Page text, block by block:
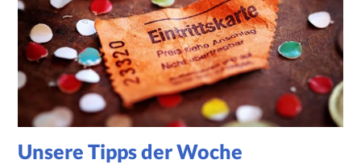
Unsere Tipps der Woche